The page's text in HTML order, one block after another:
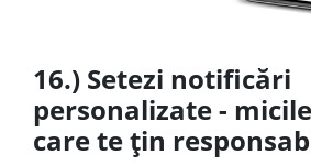
16.) Setezi notificări
personalizate -
care te țin